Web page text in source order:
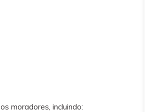
moradores, incluindo: